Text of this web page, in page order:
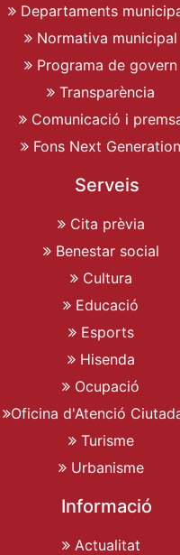
Departaments
Normativa municipal
Programa de govern
Transparència
Comunicació i
Fons Next Generation
Serveis
Cita prèvia
Benestar social
Cultura
Educació
Esports
Hisenda
Ocupació
Oficina d'Atenció
Turisme
Urbanisme
Informació
Actualitat